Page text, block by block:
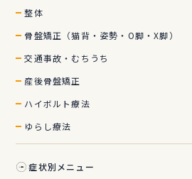
整体
骨盤矯正（猫背・姿勢・O脚・X脚）
交通事故・むちうち
産後骨盤矯正
ハイボルト療法
ゆらし療法
症状別メニュー